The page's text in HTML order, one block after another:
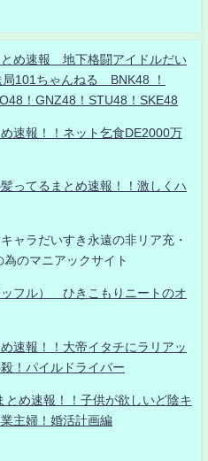
め速報 地下格闘アイドルだい
101ちゃんねる BNK48 ！
！GNZ48！STU48！SKE48
速報！！ネット乞食DE2000万
ってるまとめ速報！！激しくハ
ャラだいすき永遠の非リア充・
のマニアックサイト
フル） ひきこもりニートのオ
速報！！大帝イタチにラリアッ
！パイルドライバー
とめ速報！！子供が欲しいど陰キ
主婦！婚活計画編